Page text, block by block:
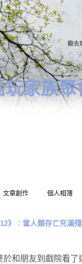
家族聚
文章創作 個人相簿
》：當人類存亡充滿
於和朋友到戲院看